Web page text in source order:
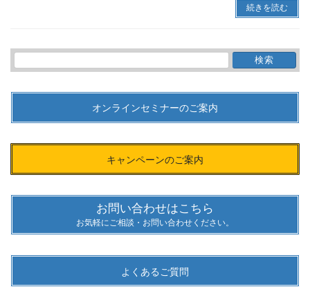
続きを読む
検
索:
オンラインセミナーのご案内
キャンペーンのご案内
お問い合わせはこちら
お気軽にご相談・お問い合わせください。
よくあるご質問